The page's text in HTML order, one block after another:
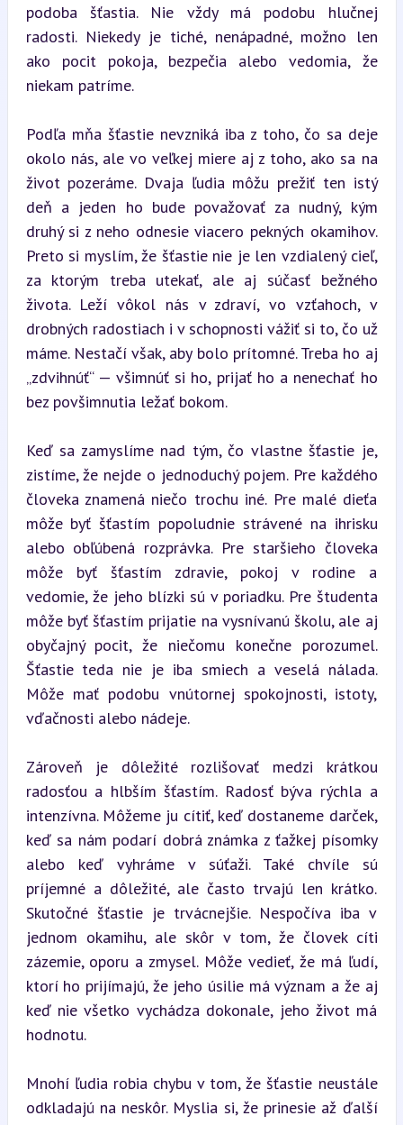
podoba šťastia. Nie vždy má podobu hlučnej
radosti. Niekedy je tiché, nenápadné, možno len
ako pocit pokoja, bezpečia alebo vedomia, že
niekam patríme.
Podľa mňa šťastie nevzniká iba z toho, čo sa deje
okolo nás, ale vo veľkej miere aj z toho, ako sa na
život pozeráme. Dvaja ľudia môžu prežiť ten istý
deň a jeden ho bude považovať za nudný, kým
druhý si z neho odnesie viacero pekných okamihov.
Preto si myslím, že šťastie nie je len vzdialený cieľ,
za ktorým treba utekať, ale aj súčasť bežného
života. Leží vôkol nás v zdraví, vo vzťahoch, v
drobných radostiach i v schopnosti vážiť si to, čo už
máme. Nestačí však, aby bolo prítomné. Treba ho aj
„zdvihnúť“ — všimnúť si ho, prijať ho a nenechať ho
bez povšimnutia ležať bokom.
Keď sa zamyslíme nad tým, čo vlastne šťastie je,
zistíme, že nejde o jednoduchý pojem. Pre každého
človeka znamená niečo trochu iné. Pre malé dieťa
môže byť šťastím popoludnie strávené na ihrisku
alebo obľúbená rozprávka. Pre staršieho človeka
môže byť šťastím zdravie, pokoj v rodine a
vedomie, že jeho blízki sú v poriadku. Pre študenta
môže byť šťastím prijatie na vysnívanú školu, ale aj
obyčajný pocit, že niečomu konečne porozumel.
Šťastie teda nie je iba smiech a veselá nálada.
Môže mať podobu vnútornej spokojnosti, istoty,
vďačnosti alebo nádeje.
Zároveň je dôležité rozlišovať medzi krátkou
radosťou a hlbším šťastím. Radosť býva rýchla a
intenzívna. Môžeme ju cítiť, keď dostaneme darček,
keď sa nám podarí dobrá známka z ťažkej písomky
alebo keď vyhráme v súťaži. Také chvíle sú
príjemné a dôležité, ale často trvajú len krátko.
Skutočné šťastie je trvácnejšie. Nespočíva iba v
jednom okamihu, ale skôr v tom, že človek cíti
zázemie, oporu a zmysel. Môže vedieť, že má ľudí,
ktorí ho prijímajú, že jeho úsilie má význam a že aj
keď nie všetko vychádza dokonale, jeho život má
hodnotu.
Mnohí ľudia robia chybu v tom, že šťastie neustále
odkladajú na neskôr. Myslia si, že prinesie až ďalší